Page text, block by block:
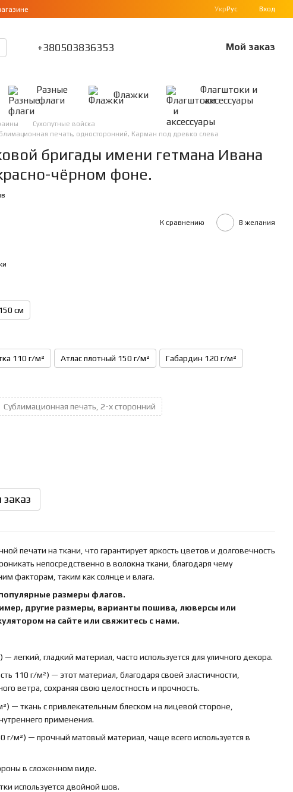
УкрРус Вход
+380503836353 Мой заказ
Разные
флаги
Флажки
Флагштоки и
аксессуары
Сухопутные войска
печать, односторонний, Карман под древко слева
бригады имени гетмана Ивана
чёрном фоне.
К сравнению В желания
см
110 г/м² Атлас плотный 150 г/м² Габардин 120 г/м²
Сублимационная печать, 2-х сторонний
печати на ткани, что гарантирует яркость цветов и долговечность
непосредственно в волокна ткани, благодаря чему
факторам, таким как солнце и влага.
размеры флагов.
другие размеры, варианты пошива, люверсы или
на сайте или свяжитесь с нами.
легкий, гладкий материал, часто используется для уличного декора.
110 г/м²) — этот материал, благодаря своей эластичности,
ветра, сохраняя свою целостность и прочность.
— ткань с привлекательным блеском на лицевой стороне,
применения.
г/м²) — прочный матовый материал, чаще всего используется в
в сложенном виде.
используется двойной шов.